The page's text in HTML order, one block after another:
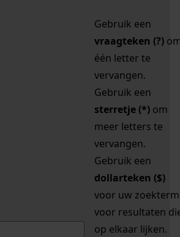
Gebruik een
vraagteken (?)
één letter te
vervangen.
Gebruik een
sterretje (*) om
meer letters te
vervangen.
Gebruik een
dollarteken ($)
voor uw zoekterm
voor resultaten
op elkaar lijken.